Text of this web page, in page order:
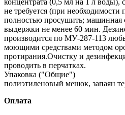
концентрата (0,5 мл на 1 л воды),
не требуется (при необходимости
полностью просушить; машинная
выдержки не менее 60 мин.
производится по МУ‐287‐113
моющими средствами методом
протирания.Очистку и
проводить в перчатках.
Упаковка ("Общие")
полиэтиленовый мешок, запаян
Оплата